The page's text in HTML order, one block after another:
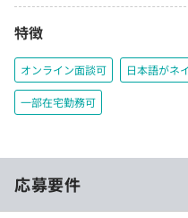
特徴
オンライン面談可 日本語がネ
一部在宅勤務可
応募要件